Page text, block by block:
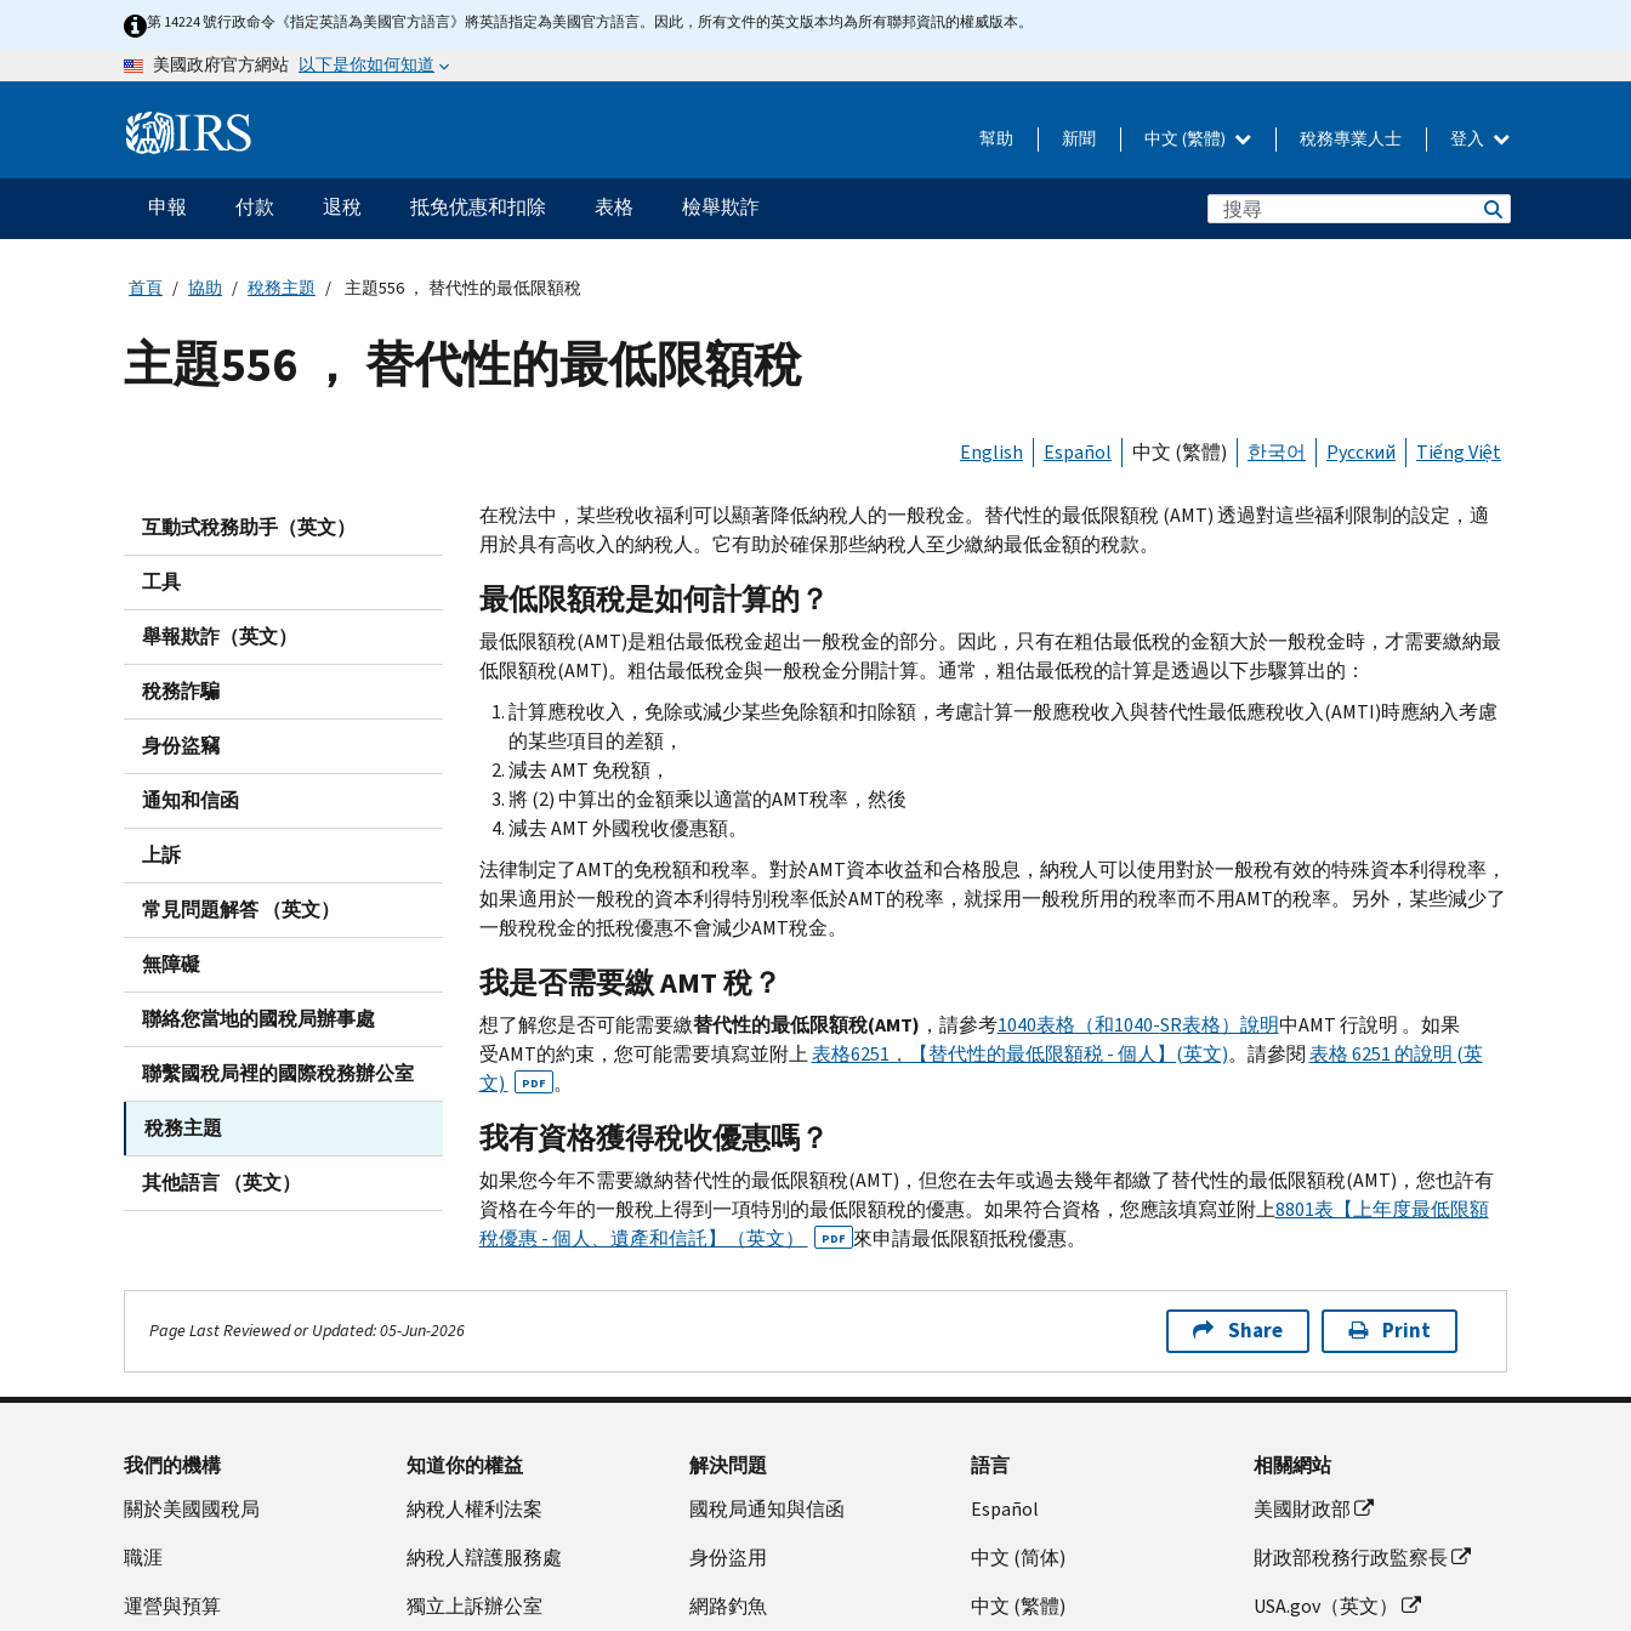
第 14224 號行政命令《指定英語為美國官方語言》將英語指定為美國官方語言。因此，所有文件的英文版本均為所有聯邦資訊的權威版本。
美國政府官方網站 以下是你如何知道
Information 幫助 新聞 中文 (繁體) 稅務專業人士 登入
主
要
導
申報 付款 退稅 抵免优惠和扣除 表格 檢舉欺詐
首頁 協助 稅務主題 主題556 ， 替代性的最低限額稅
主題556 ， 替代性的最低限額稅
English Español 中文 (繁體) 한국어 Русский Tiếng Việt
互動式稅務助手（英文）
工具
舉報欺詐（英文）
稅務詐騙
身份盜竊
通知和信函
上訴
常見問題解答 （英文）
無障礙
聯絡您當地的國稅局辦事處
聯繫國稅局裡的國際稅務辦公室
稅務主題
其他語言 （英文）
在稅法中，某些稅收福利可以顯著降低納稅人的一般稅金。替代性的最低限額稅 (AMT) 透過對這些福利限制的設定，適
用於具有高收入的納稅人。它有助於確保那些納稅人至少繳納最低金額的稅款。
最低限額稅是如何計算的？
最低限額稅(AMT)是粗估最低稅金超出一般稅金的部分。因此，只有在粗估最低稅的金額大於一般稅金時，才需要繳納最
低限額稅(AMT)。粗估最低稅金與一般稅金分開計算。通常，粗估最低稅的計算是透過以下步驟算出的：
計算應稅收入，免除或減少某些免除額和扣除額，考慮計算一般應稅收入與替代性最低應稅收入(AMTI)時應納入考慮
的某些項目的差額，
減去AMT 免稅額，
將 (2) 中算出的金額乘以適當的AMT稅率，然後
減去AMT外國稅收優惠額。
法律制定了AMT的免稅額和稅率。對於AMT資本收益和合格股息，納稅人可以使用對於一般稅有效的特殊資本利得稅率，
如果適用於一般稅的資本利得特別稅率低於AMT的稅率，就採用一般稅所用的稅率而不用AMT的稅率。另外，某些減少了
一般稅稅金的抵稅優惠不會減少AMT稅金。
我是否需要繳AMT稅？
想了解您是否可能需要繳替代性的最低限額稅(AMT) ，請參考1040表格（和1040-SR表格）說明中AMT行說明 。如果
受AMT的約束，您可能需要填寫並附上表格6251，【替代性的最低限額税 - 個人】(英文)。請參閱表格 6251 的說明 (英
文)
PDF 。
我有資格獲得稅收優惠嗎？
如果您今年不需要繳納替代性的最低限額稅(AMT)，但您在去年或過去幾年都繳了替代性的最低限額稅(AMT)，您也許有
資格在今年的一般稅上得到一項特別的最低限額稅的優惠。如果符合資格，您應該填寫並附上8801表【上年度最低限額
稅優惠 - 個人、遺產和信託】（英文）
PDF 來申請最低限額抵稅優惠。
Page Last Reviewed or Updated: 05-Jun-2026 Share Print
我們的機構
關於美國國稅局
職涯
運營與預算
知道你的權益
納稅人權利法案
納稅人辯護服務處
獨立上訴辦公室
解決問題
國稅局通知與信函
身份盜用
網路釣魚
語言
Español
中文 (简体)
中文 (繁體)
相關網站
美國財政部
財政部稅務行政監察長
USA.gov（英文）